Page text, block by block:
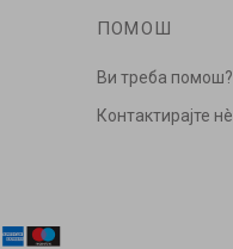
ПОМОШ
Ви треба помош?
Контактирајте нè